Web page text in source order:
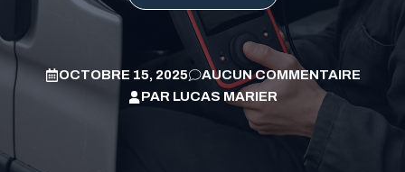
OCTOBRE 15, 2025
AUCUN COMMENTAIRE
PAR LUCAS MARIER